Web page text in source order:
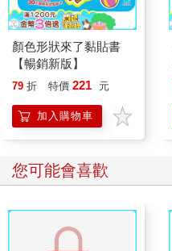
顏色形狀來了黏貼書
【暢銷新版】
79 折 特價 221 元
加入購物車
您可能會喜歡